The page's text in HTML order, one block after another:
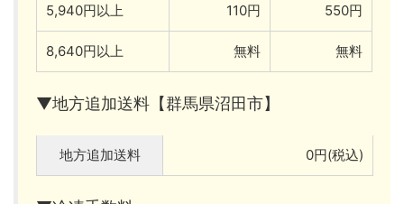
5,940円以上 110円 550円
8,640円以上 無料 無料
▼地方追加送料【群馬県沼田市】
地方追加送料 0円(税込)